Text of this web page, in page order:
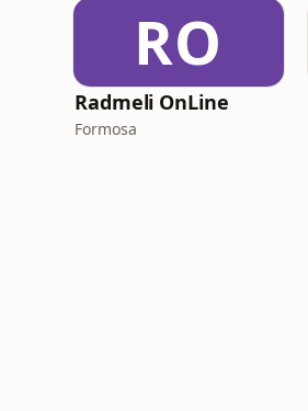
RO
Radmeli OnLine
Formosa